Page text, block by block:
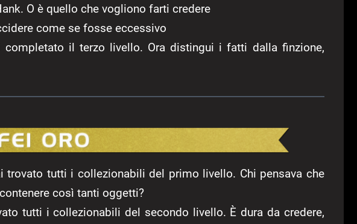
O è quello che vogliono farti credere
come se fosse eccessivo
completato il terzo livello. Ora distingui i fatti dalla finzione,
trovato tutti i collezionabili del primo livello. Chi pensava che
così tanti oggetti?
tutti i collezionabili del secondo livello. È dura da credere,